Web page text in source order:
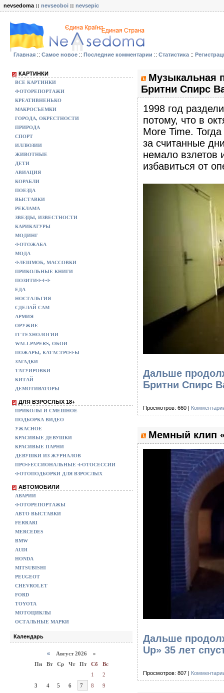
nevsedoma :: nevseoboi :: nevsepic
Главная :: Самое новое :: Последние комментарии :: Статистика ::
КАРТИНКИ
ВСЕ КАРТИНКИ
ФОТОРЕПОРТАЖИ
КРЕАТИВНЕНЬКО
МАКРОСЪЕМКИ
ГОРОДА, ОКРЕСТНОСТИ
ПРИРОДА
СПОРТ
ИЛЛЮЗИИ
ЖИВОТНЫЕ
ДЕТИ
АВИАЦИЯ
КОРАБЛИ
ПОЕЗДА
ВЫСТАВКИ
РЕКЛАМА
ЗВЕЗДЫ, ИЗВЕСТНОСТИ
КАРИКАТУРЫ
МОДИНГ
ФОТОЖАБА
МОДА
ФЛЕШМОБ, МАССОВКИ
ПРИКОЛЬНЫЕ КНИГИ
ПОЗИТИФФФ
ЕДА
НОСТАЛЬГИЯ
СДЕЛАЙ САМ
АРМИЯ
ОРУЖИЕ
IT-ТЕХНОЛОГИИ
WALLPAPERS, ОБОИ
ПОЖАРЫ, КАТАСТРОФЫ
ЗАГАДКИ
ТАТУИРОВКИ
КИТАЙ
ДЕМОТИВАТОРЫ
ДЛЯ ВЗРОСЛЫХ 18+
ПРИКОЛЫ И СМЕШНОЕ
ПОДБОРКА ВИДЕО
УЖАСНОЕ
КРАСИВЫЕ ДЕВУШКИ
КРАСИВЫЕ ПАРНИ
ДЕВУШКИ ИЗ ЖУРНАЛОВ
ПРОФЕССИОНАЛЬНЫЕ ФОТОСЕССИИ
ФОТОПОДБОРКИ ДЛЯ ВЗРОСЛЫХ
АВТОМОБИЛИ
АВАРИИ
ФОТОРЕПОРТАЖЫ
АВТО ВЫСТАВКИ
FERRARI
MERCEDES
BMW
AUDI
HONDA
MITSUBISHI
PEUGEOT
CHEVROLET
FORD
TOYOTA
МОТОЦИКЛЫ
ОСТАЛЬНЫЕ МАРКИ
Календарь
« Август 2026 »
Пн
Вт Ср Чт Пт Сб
Вс
1
2
3
4 5 6 7 8
9
Музыкальная
Бритни Спирс
1998 год
потому, что в
More Time.
за считанные
немало взлетов
избавиться от
Дальше
Бритни Спирс
Просмотров: 660 |
Мемный клип
Дальше
Up» 35 лет
Просмотров: 807 |